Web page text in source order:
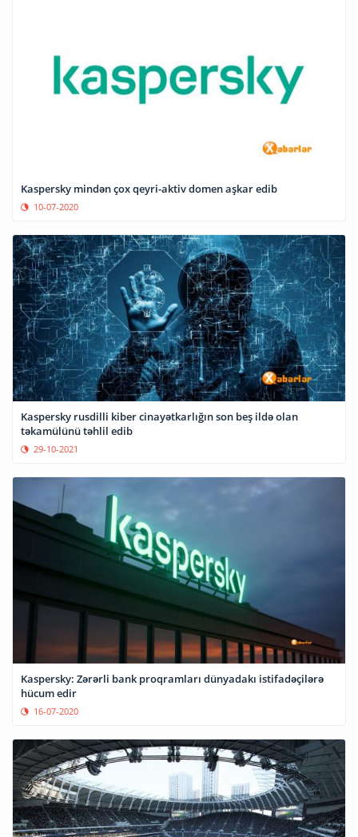
Kaspersky mindən çox qeyri-aktiv domen aşkar edib
10-07-2020
Kaspersky rusdilli kiber cinayətkarlığın son beş ildə olan
təkamülünü təhlil edib
29-10-2021
Kaspersky: Zərərli bank proqramları dünyadakı istifadəçilərə
hücum edir
16-07-2020